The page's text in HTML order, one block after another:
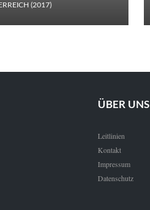
(2017)
ÜBER UNS
Leitlinien
Kontakt
Impressum
Datenschutz